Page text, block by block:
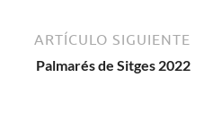
ARTÍCULO SIGUIENTE
Palmarés de Sitges 2022